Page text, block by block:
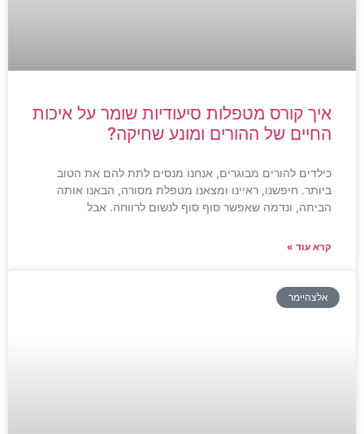
איך קורס מטפלות סיעודיות שומר על איכות
החיים של ההורים ומונע שחיקה?
כילדים להורים מבוגרים, אנחנו מנסים לתת להם את הטוב
ביותר. חיפשנו, ראיינו ומצאנו מטפלת מסורה, הבאנו אותה
הביתה, ונדמה שאפשר סוף סוף לנשום לרווחה. אבל
קרא עוד »
אלצהיימר